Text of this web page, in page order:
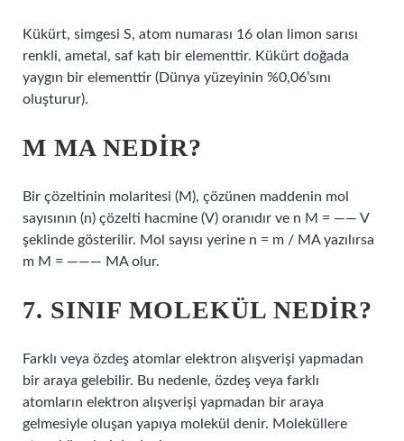
Kükürt, simgesi S, atom numarası 16 olan limon sarısı
renkli, ametal, saf katı bir elementtir. Kükürt doğada
yaygın bir elementtir (Dünya yüzeyinin %0,06’sını
oluşturur).
M MA NEDIR?
Bir çözeltinin molaritesi (M), çözünen maddenin mol
sayısının (n) çözelti hacmine (V) oranıdır ve n M = —— V
şeklinde gösterilir. Mol sayısı yerine n = m / MA yazılırsa
m M = ——— MA olur.
7. SINIF MOLEKÜL NEDIR?
Farklı veya özdeş atomlar elektron alışverişi yapmadan
bir araya gelebilir. Bu nedenle, özdeş veya farklı
atomların elektron alışverişi yapmadan bir araya
gelmesiyle oluşan yapıya molekül denir. Moleküllere